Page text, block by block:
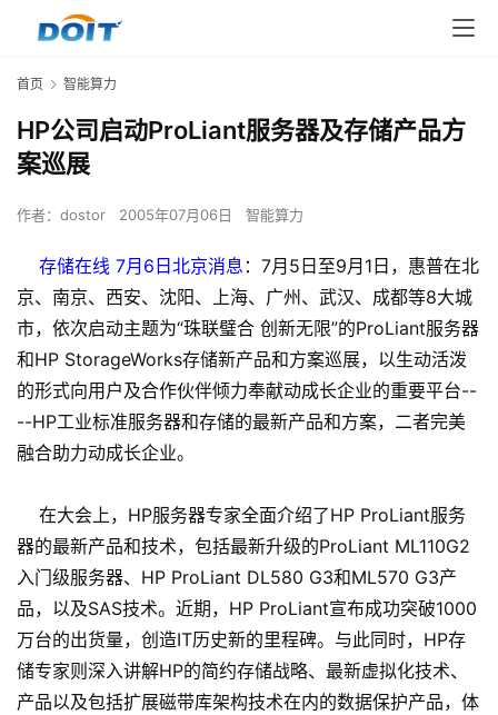
首页 智能算力
HP公司启动ProLiant服务器及存储产品方
案巡展
作者： dostor 2005年07月06日 智能算力
存储在线 7月6日北京消息 ：7月5日至9月1日，惠普在北
京、南京、西安、沈阳、上海、广州、武汉、成都等8大城
市，依次启动主题为“珠联璧合 创新无限”的ProLiant服务器
和HP StorageWorks存储新产品和方案巡展，以生动活泼
的形式向用户及合作伙伴倾力奉献动成长企业的重要平台--
--HP工业标准服务器和存储的最新产品和方案，二者完美
融合助力动成长企业。
在大会上，HP服务器专家全面介绍了HP ProLiant服务
器的最新产品和技术，包括最新升级的ProLiant ML110G2
入门级服务器、HP ProLiant DL580 G3和ML570 G3产
品，以及SAS技术。近期，HP ProLiant宣布成功突破1000
万台的出货量，创造IT历史新的里程碑。与此同时，HP存
储专家则深入讲解HP的简约存储战略、最新虚拟化技术、
产品以及包括扩展磁带库架构技术在内的数据保护产品，体